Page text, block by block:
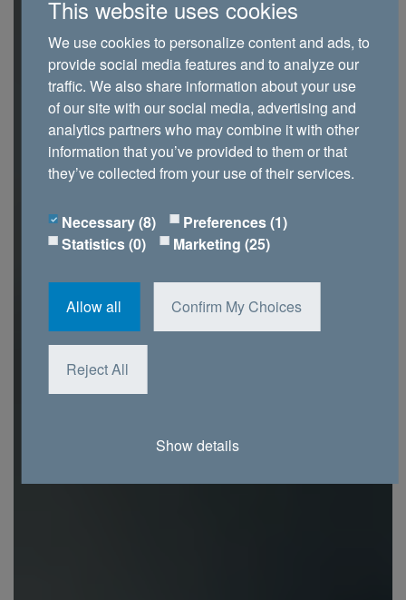
This website uses cookies
We use cookies to personalize content and ads, to
provide social media features and to analyze our
traffic. We also share information about your use
of our site with our social media, advertising and
analytics partners who may combine it with other
information that you’ve provided to them or that
they’ve collected from your use of their services.
Necessary (8)
Preferences (1)
Statistics (0)
Marketing (25)
Allow all Confirm My Choices
Reject All
Show details